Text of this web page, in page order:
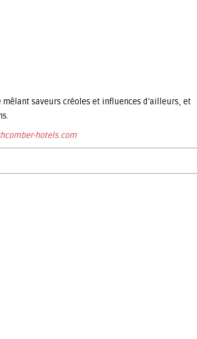
saveurs créoles et influences d’ailleurs, et
hotels.com